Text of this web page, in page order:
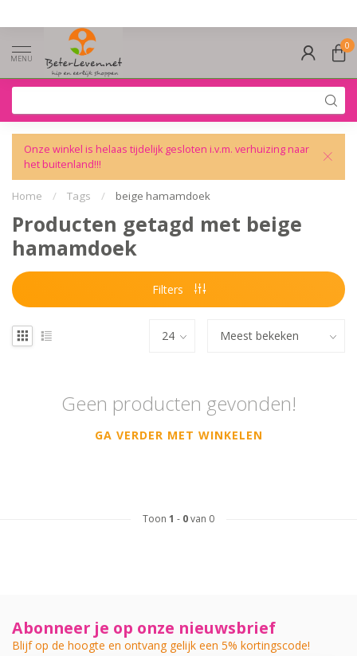
MENU
0
Onze winkel is helaas tijdelijk gesloten i.v.m. verhuizing naar
het buitenland!!!
Home / Tags / beige hamamdoek
Producten getagd met beige
hamamdoek
Filters
Geen producten gevonden!
GA VERDER MET WINKELEN
Toon 1 - 0van 0
Abonneer je op onze nieuwsbrief
Blijf op de hoogte en ontvang gelijk een 5% kortingscode!